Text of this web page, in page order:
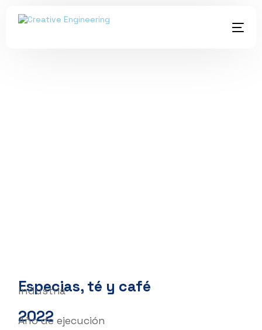
Especias, té y café
Industria
2022
Año de ejecución